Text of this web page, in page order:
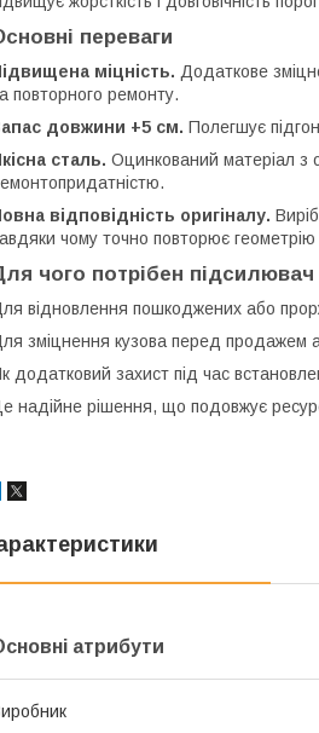
переваги
міцність. Додаткове
повторного ремонту.
довжини +5 см. Полегшує
сталь. Оцинкований матеріал з
відповідність оригіналу.
чому точно повторює геометрію
чого потрібен підсилювач
відновлення пошкоджених або
зміцнення кузова перед продажем
додатковий захист під час
надійне рішення, що подовжує ресурс
атрибути